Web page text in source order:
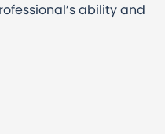
ability and